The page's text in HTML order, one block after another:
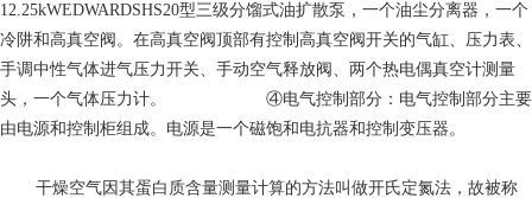
12.25kWEDWARDSHS20型三级分馏式油扩散泵，一个油尘分离器，一个
冷阱和高真空阀。在高真空阀顶部有控制高真空阀开关的气缸、压力表、
手调中性气体进气压力开关、手动空气释放阀、两个热电偶真空计测量
头，一个气体压力计。 ④电气控制部分：电气控制部分主要
由电源和控制柜组成。电源是一个磁饱和电抗器和控制变压器。
干燥空气因其蛋白质含量测量计算的方法叫做开氏定氮法，故被称